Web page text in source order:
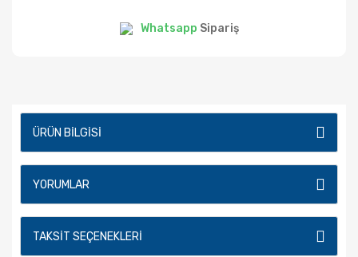
Whatsapp Sipariş
ÜRÜN BILGISI
YORUMLAR
TAKSIT SEÇENEKLERI